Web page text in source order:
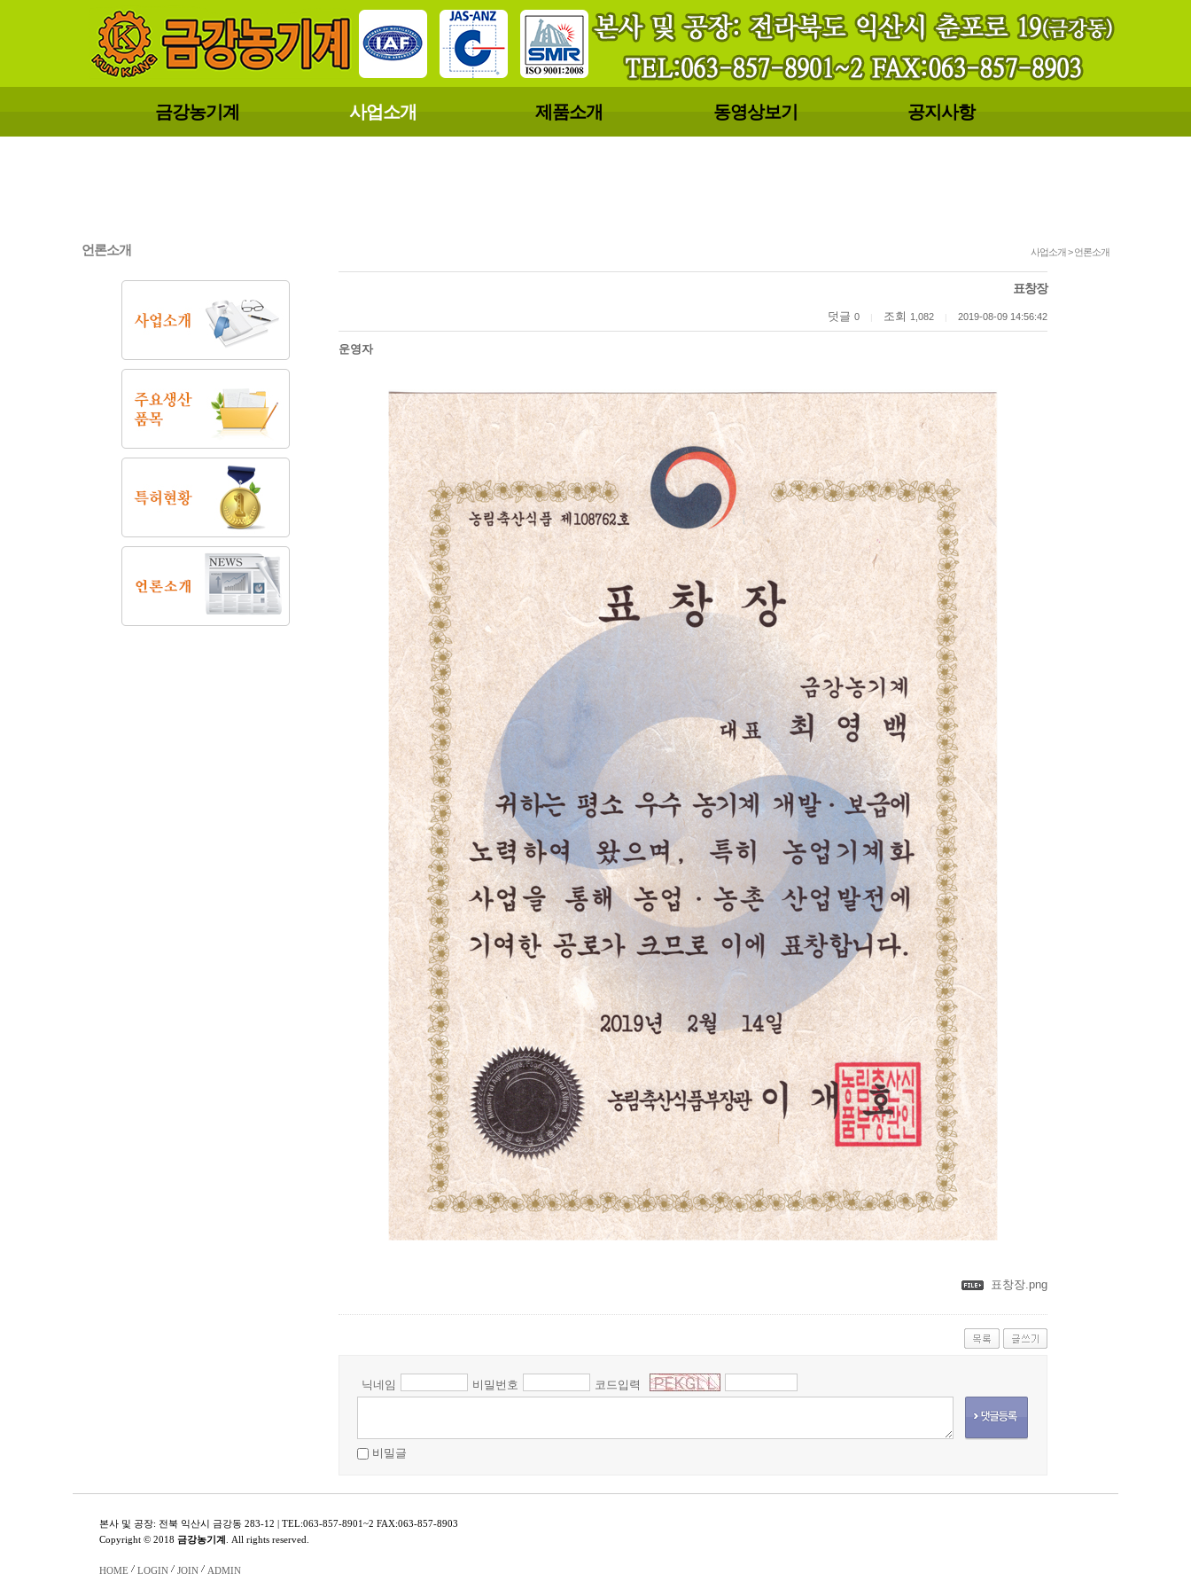
금강농기계 사업소개 제품소개 동영상보기 공지사항
언론소개 사업소개 > 언론소개
표창장
덧글 0 조회 1,082 2019-08-09 14:56:42
운영자
표창장.png
닉네임 비밀번호 코드입력
비밀글
본사 및 공장: 전북 익산시 금강동 283-12 | TEL:063-857-8901~2 FAX:063-857-8903
Copyright © 2018 금강농기계 . All rights reserved.
HOME LOGIN JOIN ADMIN